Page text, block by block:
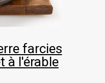
farcies
à l'érable